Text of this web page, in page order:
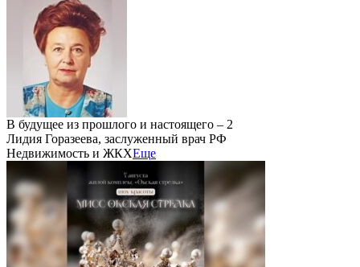
В будущее из прошлого и настоящего – 2
Лидия Горазеева, заслуженный врач РФ
Недвижимость и ЖКХЕще